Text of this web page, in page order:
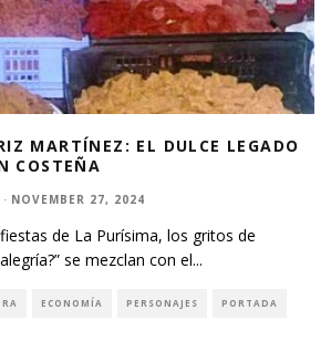
MARTÍNEZ: EL DULCE LEGADO
COSTEÑA
· NOVEMBER 27, 2024
de La Purísima, los gritos de
se mezclan con el...
ECONOMÍA PERSONAJES PORTADA